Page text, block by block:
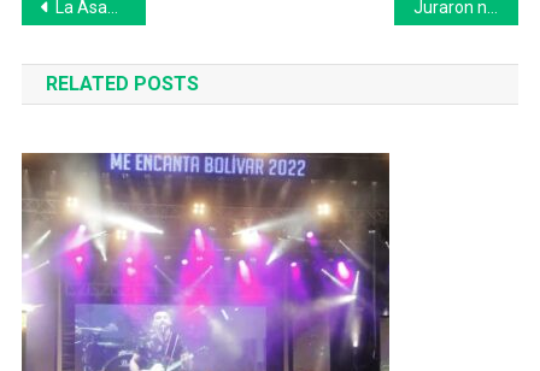
de
entradas
La Asamblea de Mayores Contribuyentes aprobó la actualización de tasas y del Fondo de Salud en 25 de Mayo: el resumen
RELATED POSTS